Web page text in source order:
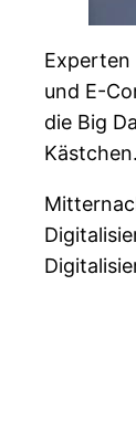
Experten
und E-
die Big